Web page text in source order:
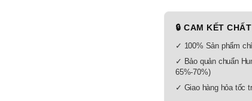
🔒 CAM KẾT
✓ 100% Sản phẩm
✓ Bảo quản chuẩn
65%-70%)
✓ Giao hàng hỏa tốc